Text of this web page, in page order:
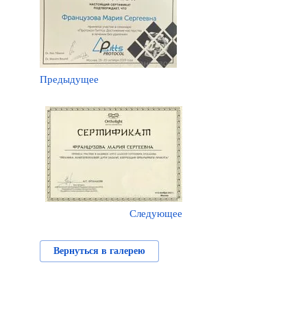
Предыдущее
Следующее
Вернуться в галерею